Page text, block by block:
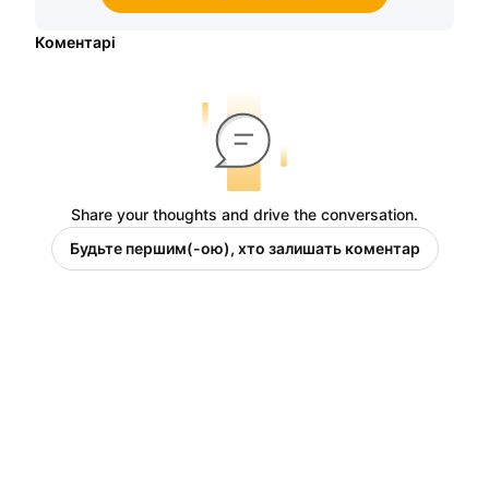
Коментарі
Share your thoughts and drive the conversation.
Будьте першим(-ою), хто залишать коментар